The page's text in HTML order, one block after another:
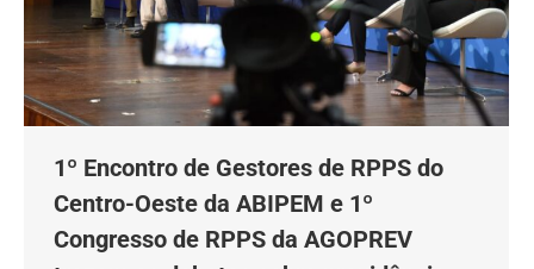
1º Encontro de Gestores de RPPS do
Centro-Oeste da ABIPEM e 1º
Congresso de RPPS da AGOPREV